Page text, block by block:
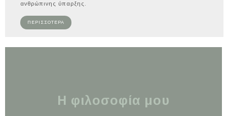
ανθρώπινης ύπαρξης.
ΠΕΡΙΣΣΟΤΕΡΑ
Η φιλοσοφία μου